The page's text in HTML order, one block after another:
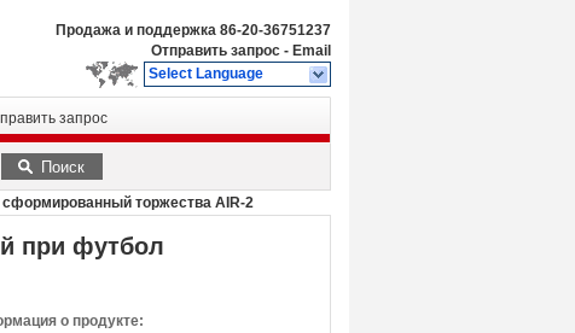
Продажа и поддержка 86-20-36751237
Отправить запрос - Email
Select Language
запрос
Поиск
торжества AIR-2
при футбол
о продукте: